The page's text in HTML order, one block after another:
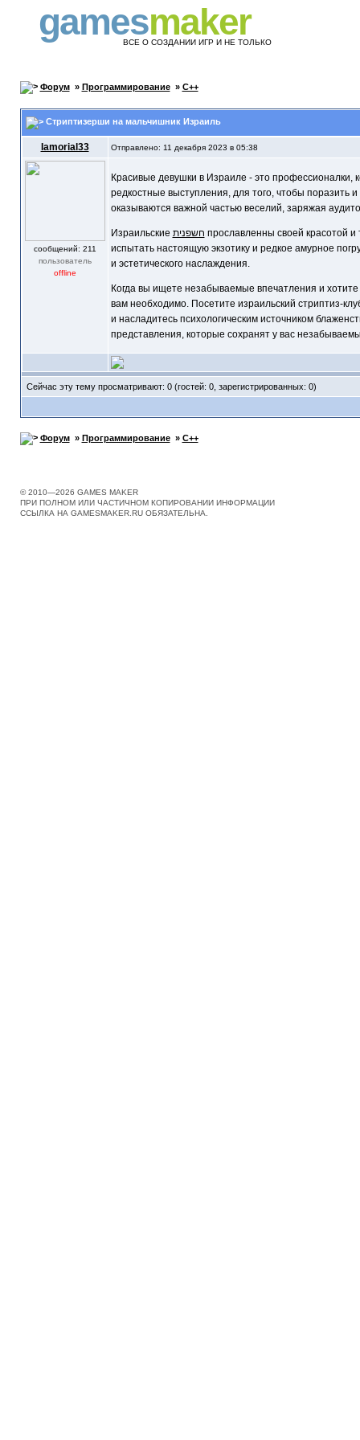
gamesmaker
ВСЕ О СОЗДАНИИ ИГР И НЕ ТОЛЬКО
Форум» Программирование» C++
Стриптизерши на мальчишник Израиль
Iamorial33 Отправлено: 11 декабря 2023 в 05:38
cообщений: 211
пользователь
offline
Красивые девушки в Израиле - это профессионалки,
редкостные выступления, для того, чтобы поразить
оказываются важной частью веселий, заряжая
Израильские חשפנית прославленны своей красотой
испытать настоящую экзотику и редкое амурное
и эстетического наслаждения.
Когда вы ищете незабываемые впечатления и хотите
вам необходимо. Посетите израильский стриптиз-
и насладитесь психологическим источником
представления, которые сохранят у вас
Сейчас эту тему просматривают: 0 (гостей: 0, зарегистрированных: 0)
Форум» Программирование» C++
© 2010—2026 GAMES MAKER
ПРИ ПОЛНОМ ИЛИ ЧАСТИЧНОМ КОПИРОВАНИИ ИНФОРМАЦИИ
ССЫЛКА НА GAMESMAKER.RU ОБЯЗАТЕЛЬНА.